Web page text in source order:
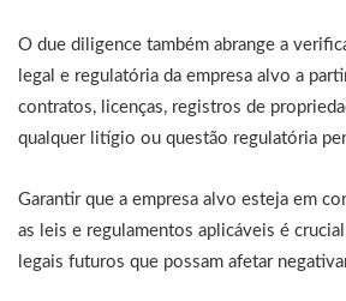
O due diligence também abrange a
legal e regulatória da empresa alvo a
contratos, licenças, registros de
qualquer litígio ou questão regulatória
Garantir que a empresa alvo esteja em
as leis e regulamentos aplicáveis é
legais futuros que possam afetar